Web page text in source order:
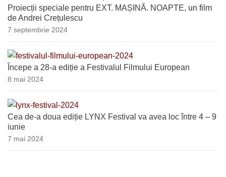
Proiecții speciale pentru EXT. MAȘINĂ. NOAPTE, un film
de Andrei Crețulescu
7 septembrie 2024
Începe a 28-a ediție a Festivalul Filmului European
8 mai 2024
Cea de-a doua ediție LYNX Festival va avea loc între 4 – 9
iunie
7 mai 2024